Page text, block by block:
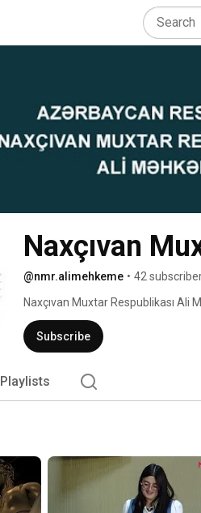
Naxçıvan
@nmr.alimehkeme • 42
Naxçıvan Muxtar Respublikası Ali
Subscribe
Playlists